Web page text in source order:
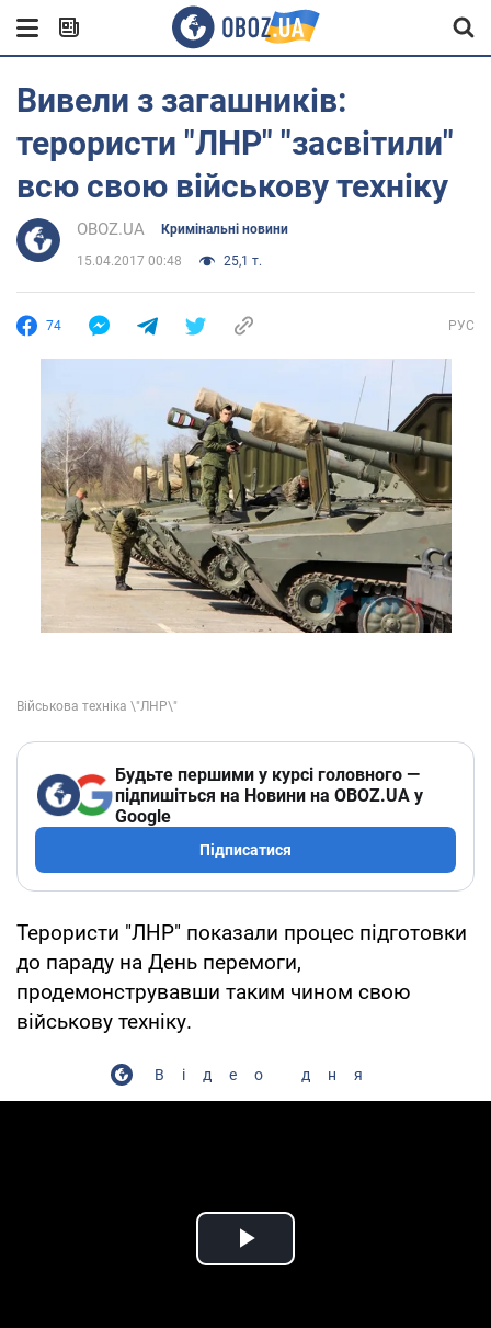
Вивели з загашників:
терористи "ЛНР" "засвітили"
всю свою військову техніку
OBOZ.UA Кримінальні новини
15.04.2017 00:48 25,1 т.
74 РУС
Будьте першими у курсі головного —
підпишіться на Новини на OBOZ.UA у
Google
Підписатися
Терористи "ЛНР" показали процес підготовки
до параду на День перемоги,
продемонструвавши таким чином свою
військову техніку.
Відео дня
Play Video